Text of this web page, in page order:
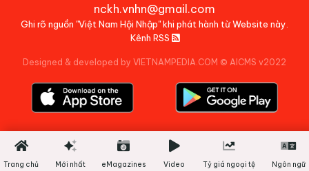
nckh.vnhn@gmail.com
Ghi rõ nguồn "Việt Nam Hội Nhập" khi phát hành từ Website này.
Kênh RSS
Designed & developed by VIETNAMPEDIA.COM © AICMS v2022
Trang chủ Mới nhất eMagazines Video Tỷ giá ngoại tệ Ngôn ngữ